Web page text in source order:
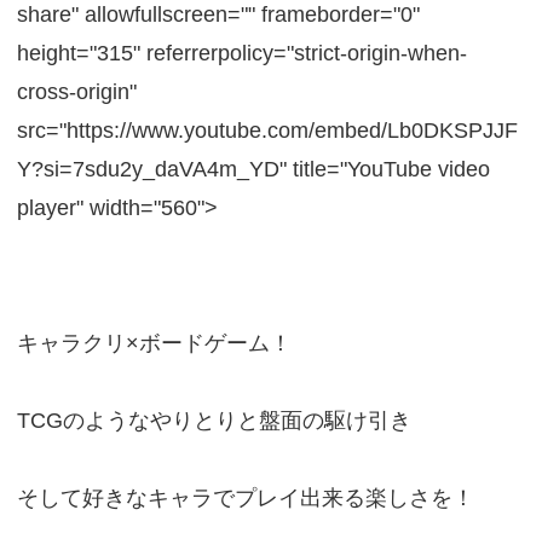
share" allowfullscreen="" frameborder="0"
height="315" referrerpolicy="strict-origin-when-
cross-origin"
src="https://www.youtube.com/embed/Lb0DKSPJJF
Y?si=7sdu2y_daVA4m_YD" title="YouTube video
player" width="560">
キャラクリ×ボードゲーム！
TCGのようなやりとりと盤面の駆け引き
そして好きなキャラでプレイ出来る楽しさを！